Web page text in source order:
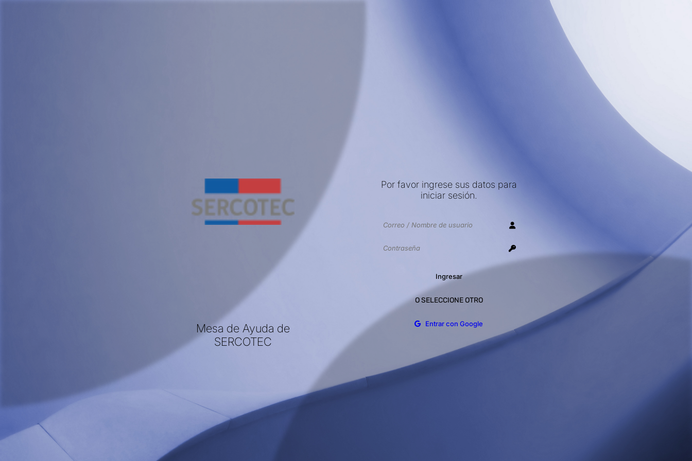
Mesa de Ayuda de
SERCOTEC
Por favor ingrese sus datos para
iniciar sesión.
Ingresar
O SELECCIONE OTRO
Entrar con Google